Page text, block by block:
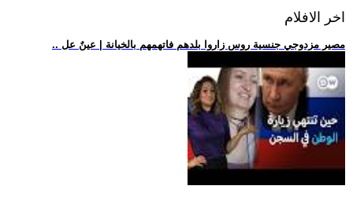
اخر الافلام
.. مصير مزدوجي جنسية روس زاروا بلدهم فاتهمهم بالخيانة | عينٌ عل